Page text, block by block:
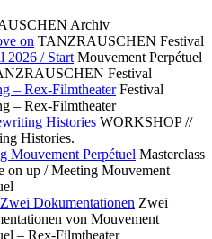
Archiv
on TANZRAUSCHEN Festival
2026 / Start Mouvement Perpétuel
Festival
– Rex-Filmtheater Festival
– Rex-Filmtheater
Histories WORKSHOP //
Histories.
Mouvement Perpétuel Masterclass
on up / Meeting Mouvement
Dokumentationen Zwei
von Mouvement
– Rex-Filmtheater